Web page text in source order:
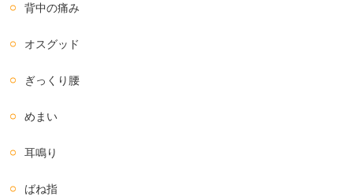
背中の痛み
オスグッド
ぎっくり腰
めまい
耳鳴り
ばね指